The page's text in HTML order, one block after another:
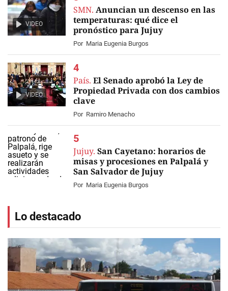
VIDEO
SMN. Anuncian un descenso en las
temperaturas: qué dice el
pronóstico para Jujuy
Por Maria Eugenia Burgos
VIDEO
País. El Senado aprobó la Ley de
Propiedad Privada con dos cambios
clave
Por Ramiro Menacho
Jujuy. San Cayetano: horarios de
misas y procesiones en Palpalá y
San Salvador de Jujuy
Por Maria Eugenia Burgos
Lo destacado